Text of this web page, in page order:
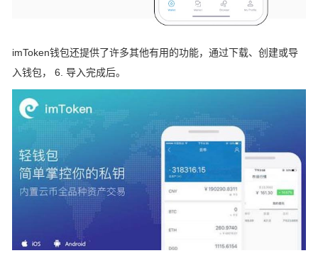
imToken钱包还提供了许多其他有用的功能，通过下载、创建或导
入钱包， 6. 导入完成后。